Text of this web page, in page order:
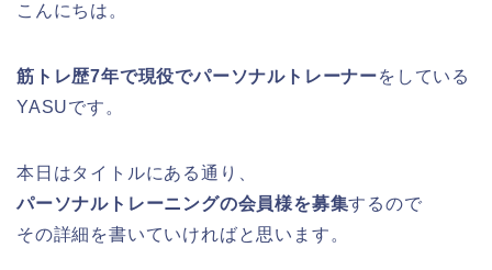
こんにちは。
筋トレ歴7年で現役でパーソナルトレーナーをしている
YASUです。
本日はタイトルにある通り、
パーソナルトレーニングの会員様を募集するので
その詳細を書いていければと思います。